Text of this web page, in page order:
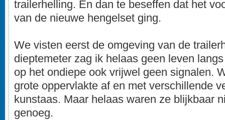
trailerhelling. En dan te beseffen dat het
van de nieuwe hengelset ging.
We visten eerst de omgeving van de
dieptemeter zag ik helaas geen leven
op het ondiepe ook vrijwel geen signalen.
grote oppervlakte af en met verschillende
kunstaas. Maar helaas waren ze blijkbaar
genoeg.